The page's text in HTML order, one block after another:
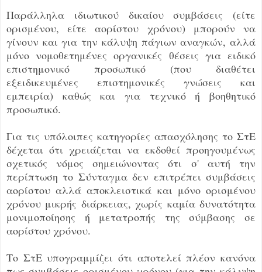
Παράλληλα ιδιωτικού δικαίου συμβάσεις (είτε
ορισμένου, είτε αορίστου χρόνου) μπορούν να
γίνουν και για την κάλυψη πάγιων αναγκών, αλλά
μόνο νομοθετημένες οργανικές θέσεις για ειδικό
επιστημονικό προσωπικό (που διαθέτει
εξειδικευμένες επιστημονικές γνώσεις και
εμπειρία) καθώς και για τεχνικό ή βοηθητικό
προσωπικό.
Για τις υπόλοιπες κατηγορίες απασχόλησης το ΣτΕ
δέχεται ότι χρειάζεται να εκδοθεί προηγουμένως
σχετικός νόμος σημειώνοντας ότι σ' αυτή την
περίπτωση το Σύνταγμα δεν επιτρέπει συμβάσεις
αορίστου αλλά αποκλειστικά και μόνο ορισμένου
χρόνου μικρής διάρκειας, χωρίς καμία δυνατότητα
μονιμοποίησης ή μετατροπής της σύμβασης σε
αορίστου χρόνου.
Το ΣτΕ υπογραμμίζει ότι αποτελεί πλέον κανόνα